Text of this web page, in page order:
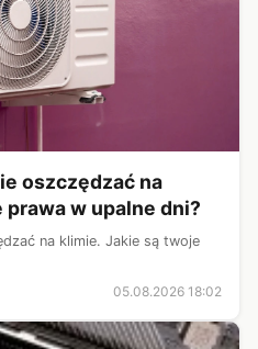
oszczędzać na
w upalne dni?
na klimie. Jakie są twoje
05.08.2026 18:02